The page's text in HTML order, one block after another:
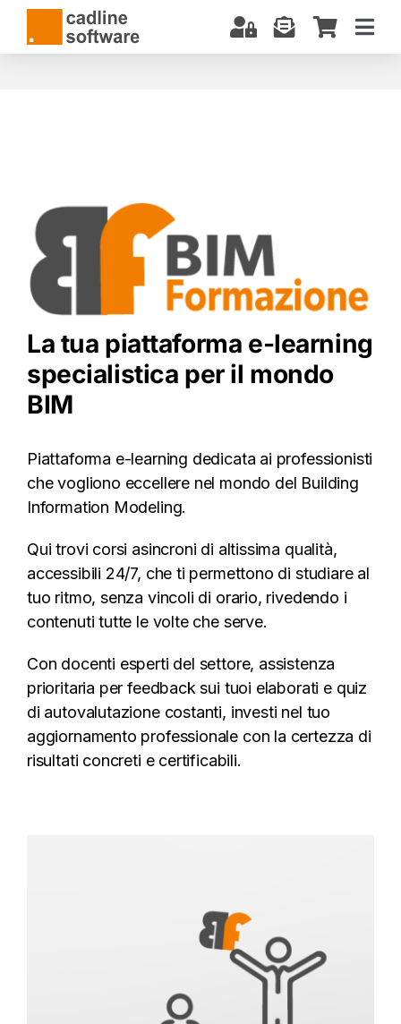
Salta
contenuto
BIM: COSA SAPERE
DOWNLOAD
SUPPORTO
La tua piattaforma e-learning
specialistica per il mondo
BIM
Piattaforma e-learning dedicata ai professionisti
che vogliono eccellere nel mondo del Building
Information Modeling.
Qui trovi corsi asincroni di altissima qualità,
accessibili 24/7, che ti permettono di studiare al
tuo ritmo, senza vincoli di orario, rivedendo i
contenuti tutte le volte che serve.
Con docenti esperti del settore, assistenza
prioritaria per feedback sui tuoi elaborati e quiz
di autovalutazione costanti, investi nel tuo
aggiornamento professionale con la certezza di
risultati concreti e certificabili.